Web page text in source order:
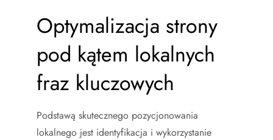
Optymalizacja strony
pod kątem lokalnych
fraz kluczowych
Podstawą skutecznego pozycjonowania
lokalnego jest identyfikacja i wykorzystanie